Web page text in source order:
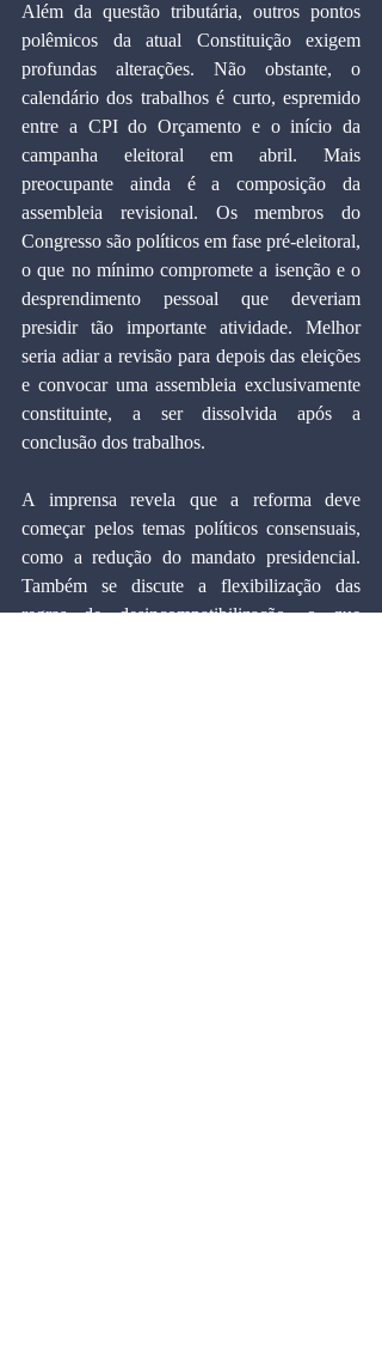
Além da questão tributária, outros pontos
polêmicos da atual Constituição exigem
profundas alterações. Não obstante, o
calendário dos trabalhos é curto, espremido
entre a CPI do Orçamento e o início da
campanha eleitoral em abril. Mais
preocupante ainda é a composição da
assembleia revisional. Os membros do
Congresso são políticos em fase pré-eleitoral,
o que no mínimo compromete a isenção e o
desprendimento pessoal que deveriam
presidir tão importante atividade. Melhor
seria adiar a revisão para depois das eleições
e convocar uma assembleia exclusivamente
constituinte, a ser dissolvida após a
conclusão dos trabalhos.
A imprensa revela que a reforma deve
começar pelos temas políticos consensuais,
como a redução do mandato presidencial.
Também se discute a flexibilização das
regras de desincompatibilização, o que